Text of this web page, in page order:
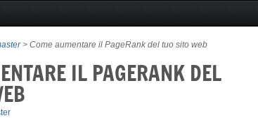
> Come aumentare il PageRank del tuo sito web
IL PAGERANK DEL